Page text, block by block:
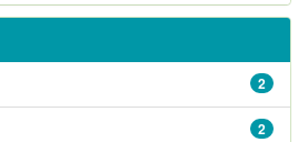
2
2